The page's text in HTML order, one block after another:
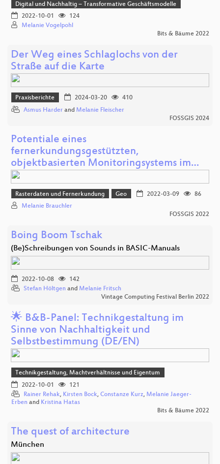
Digital und Nachhaltig – Transformative Geschäftsmodelle
2022-10-01
124
Melanie Vogelpohl
Bits & Bäume 2022
Der Weg eines Schlaglochs von der
Straße auf die Karte
Praxisberichte 2024-03-20
410
Asmus Harder and Melanie Fleischer
FOSSGIS 2024
Potentiale eines
fernerkundungsgestützten,
objektbasierten Monitoringsystems im…
Rasterdaten und Fernerkundung Geo 2022-03-09
86
Melanie Brauchler
FOSSGIS 2022
Boing Boom Tschak
(Be)Schreibungen von Sounds in BASIC-Manuals
2022-10-08
142
Stefan Höltgen and Melanie Fritsch
Vintage Computing Festival Berlin 2022
🌟 B&B-Panel: Technikgestaltung im
Sinne von Nachhaltigkeit und
Selbstbestimmung (DE/EN)
Technikgestaltung, Machtverhältnisse und Eigentum
2022-10-01
121
Rainer Rehak, Kirsten Bock, Constanze Kurz, Melanie Jaeger-
Erben and Kristina Hatas
Bits & Bäume 2022
The quest of architecture
München